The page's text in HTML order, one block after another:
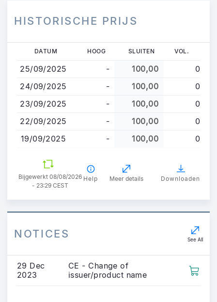
HISTORISCHE PRIJS
Overslaan
naar
de
gaan
DATUM HOOG SLUITEN VOL.
25/09/2025 - 100,00
0
24/09/2025
- 100,00
0
23/09/2025
- 100,00
0
22/09/2025
- 100,00
0
19/09/2025
- 100,00 0
Bijgewerkt 08/08/2026
- 23:29 CEST
Help Meer details Downloaden
NOTICES See All
29 Dec
2023
CE - Change of
issuer/product name